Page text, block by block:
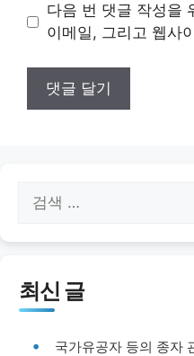
트
다음 번 댓글 작성을
이메일, 그리고 웹사
색:
최신 글
국가유공자 등의 종자